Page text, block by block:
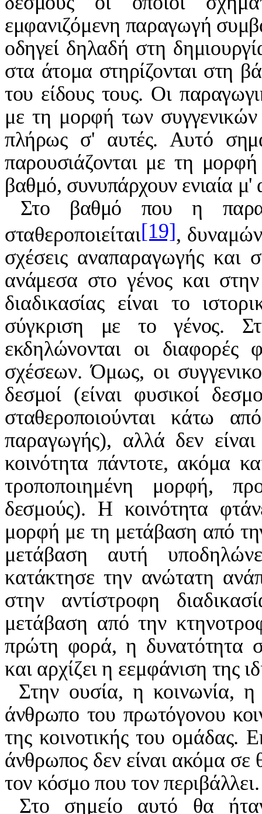
εμφανιζόμενη παραγωγή
οδηγεί δηλαδή στη
στα άτομα στηρίζονται στη
του είδους τους. Οι
με τη μορφή των
πλήρως σ' αυτές. Αυτό
παρουσιάζονται με τη
βαθμό, συνυπάρχουν ενιαία μ'
Στο βαθμό που η
σταθεροποιείται[19],
σχέσεις αναπαραγωγής και
ανάμεσα στο γένος και
διαδικασίας είναι το
σύγκριση με το γένος.
εκδηλώνονται οι
σχέσεων. Όμως, οι
δεσμοί (είναι φυσικοί
σταθεροποιούνται κάτω
παραγωγής), αλλά δεν
κοινότητα πάντοτε, ακόμα
τροποποιημένη μορφή,
δεσμούς). Η κοινότητα
μορφή με τη μετάβαση από
μετάβαση αυτή
κατάκτησε την ανώτατη
στην αντίστροφη
μετάβαση από την
πρώτη φορά, η δυνατότητα
και αρχίζει η εεμφάνιση της
Στην ουσία, η κοινωνία, η
άνθρωπο του πρωτόγονου
της κοινοτικής του
άνθρωπος δεν είναι ακόμα σε
τον κόσμο που τον περιβάλλει.
Στο σημείο αυτό θα